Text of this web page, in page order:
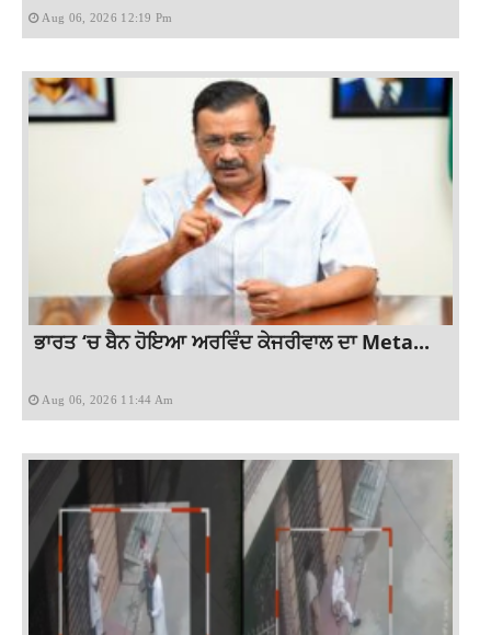
Aug 06, 2026 12:19 Pm
ਭਾਰਤ ‘ਚ ਬੈਨ ਹੋਇਆ ਅਰਵਿੰਦ ਕੇਜਰੀਵਾਲ ਦਾ Meta...
Aug 06, 2026 11:44 Am